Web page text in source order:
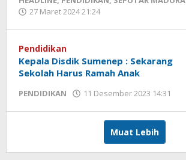
27 Maret 2024 21:24
Pendidikan
Kepala Disdik Sumenep : Sekarang
Sekolah Harus Ramah Anak
PENDIDIKAN 11 Desember 2023 14:31
Muat Lebih